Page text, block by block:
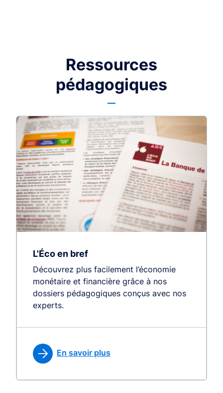
Ressources
pédagogiques
L'Éco en bref
Découvrez plus facilement l’économie
monétaire et financière grâce à nos
dossiers pédagogiques conçus avec nos
experts.
En savoir plus